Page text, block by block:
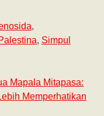
,
, Simpul
Mapala Mitapasa:
Memperhatikan